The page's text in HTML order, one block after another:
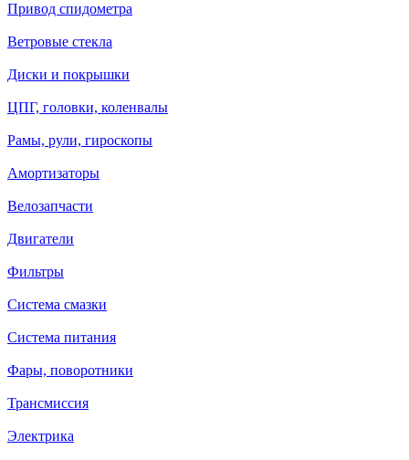
Привод спидометра
Ветровые стекла
Диски и покрышки
ЦПГ, головки, коленвалы
Рамы, рули, гироскопы
Амортизаторы
Велозапчасти
Двигатели
Фильтры
Система смазки
Система питания
Фары, поворотники
Трансмиссия
Электрика